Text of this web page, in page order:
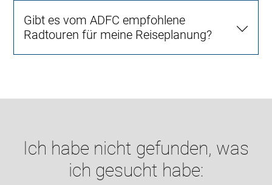
Gibt es vom ADFC empfohlene
Radtouren für meine Reiseplanung?
Ich habe nicht gefunden, was
ich gesucht habe: